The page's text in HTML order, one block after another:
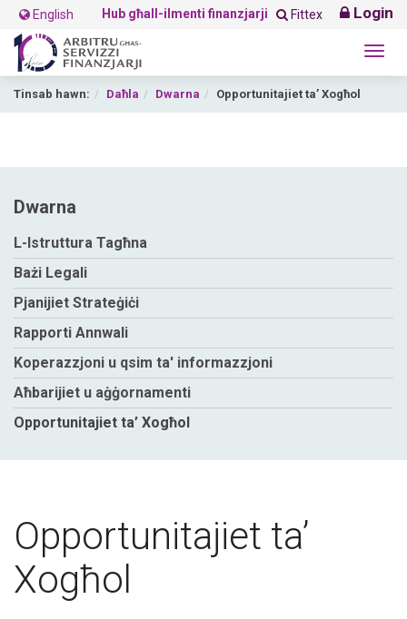
English Hub għall-ilmenti finanzjarji Fittex Login
Tinsab hawn: Daħla Dwarna Opportunitajiet ta’ Xogħol
Dwarna
L-Istruttura Tagħna
Bażi Legali
Pjanijiet Strateġiċi
Rapporti Annwali
Koperazzjoni u qsim ta' informazzjoni
Aħbarijiet u aġġornamenti
Opportunitajiet ta’ Xogħol
Opportunitajiet ta’
Xogħol